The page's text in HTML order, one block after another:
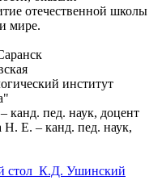
отечественной школы
мире.
институт
канд. пед. наук, доцент
Е. – канд. пед. наук,
стол_К.Д. Ушинский